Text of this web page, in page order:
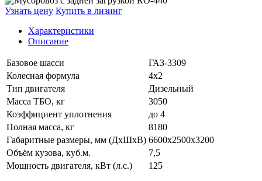
Узнать цену Купить в лизинг
Характеристики
Описание
Базовое шасси
ГАЗ-3309
Колесная формула
4х2
Тип двигателя
Дизельный
Масса ТБО, кг
3050
Коэффициент уплотнения
до 4
Полная масса, кг
8180
Габаритные размеры, мм (ДхШхВ) 6600х2500х3200
Объём кузова, куб.м.
7,5
Мощность двигателя, кВт (л.с.)
125